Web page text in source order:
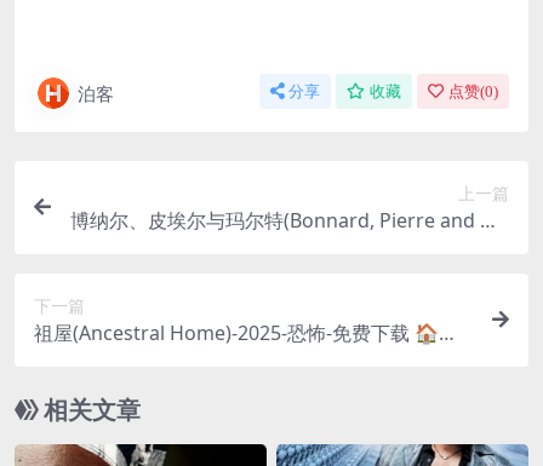
泊客 分享 收藏 点赞(0)
上一篇
博纳尔、皮埃尔与玛尔特(Bonnard, Pierre and Ma
玛尔特的传记电影，探讨了他们之间长达半个世纪
的、复杂又充满艺术气息的爱情关系🇫🇷｜
下一篇
祖屋(Ancestral Home)-2025-恐怖-免费下载 🏠一
似乎还住着别的“东西”。随着一系列诡异事件的发
生，一个关于家族的黑暗历史被逐渐揭开🏠｜
相关文章